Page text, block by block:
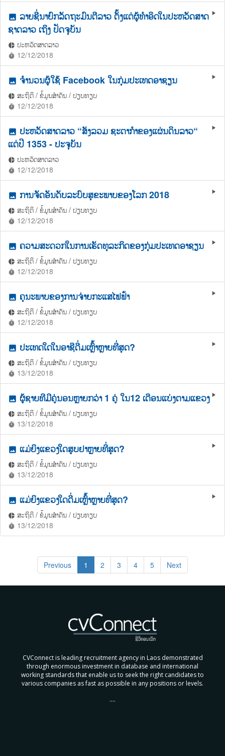
play_arrow
photo ລາຍຊື່ນາຍົກລັດຖະມົນຕີລາວ ຕັ້ງແຕ່ຜູ້ທຳອິດໃນປະຫວັດສາດ
ຊາດລາວ ເຖິງ ປັດຈຸບັນ
pie_chart ປະຫວັດສາດລາວ
timer 12/12/2018
play_arrow
photo ຈໍານວນຜູ້ໃຊ້ Facebook ໃນກຸ່ມປະເທດອາຊຽນ
pie_chart ສະຖິຕິ / ຂໍ້ມູນສຳຄັນ / ປຽບທຽບ
timer 12/12/2018
play_arrow
photo ປະຫວັດສາດລາວ “ສັງລວມ ຊະຕາກຳຂອງແຜ່ນດິນລາວ“
ແຕ່ປີ 1353 - ປະຈຸບັນ
pie_chart ປະຫວັດສາດລາວ
timer 12/12/2018
play_arrow
photo ການຈັດອັນດັບລະບົບສຸຂະພາບຂອງໂລກ 2018
pie_chart ສະຖິຕິ / ຂໍ້ມູນສຳຄັນ / ປຽບທຽບ
timer 12/12/2018
play_arrow
photo ຄວາມສະດວກໃນການເຮັດທຸລະກິດຂອງກຸ່ມປະເທດອາຊຽນ
pie_chart ສະຖິຕິ / ຂໍ້ມູນສຳຄັນ / ປຽບທຽບ
timer 12/12/2018
play_arrow
photo ຄຸນະພາບຂອງການຈ່າຍກະແສໄຟຟ້າ
pie_chart ສະຖິຕິ / ຂໍ້ມູນສຳຄັນ / ປຽບທຽບ
timer 12/12/2018
play_arrow
photo ປະເທດໃດໃນອາຊີດື່ມເຫຼົ້າຫຼາຍທີ່ສຸດ?
pie_chart ສະຖິຕິ / ຂໍ້ມູນສຳຄັນ / ປຽບທຽບ
timer 13/12/2018
play_arrow
photo ຜູ້ຊາຍທີມີຄູ່ນອນຫຼາຍກວ່າ 1 ຄູ່ ໃນ12 ເດືອນແບ່ງຕາມແຂວງ
pie_chart ສະຖິຕິ / ຂໍ້ມູນສຳຄັນ / ປຽບທຽບ
timer 13/12/2018
play_arrow
photo ແມ່ຍິງແຂວງໃດສູບຢາຫຼາຍທີ່ສຸດ?
pie_chart ສະຖິຕິ / ຂໍ້ມູນສຳຄັນ / ປຽບທຽບ
timer 13/12/2018
play_arrow
photo ແມ່ຍິງແຂວງໃດດື່ມເຫຼົ້າຫຼາຍທີ່ສຸດ?
pie_chart ສະຖິຕິ / ຂໍ້ມູນສຳຄັນ / ປຽບທຽບ
timer 13/12/2018
Previous 1 2 3 4 5 Next
CVConnect is leading recruitment agency in Laos demonstrated
through enormous investment in database and international
working standards that enable us to seek the right candidates to
various companies as fast as possible in any positions or levels.
....